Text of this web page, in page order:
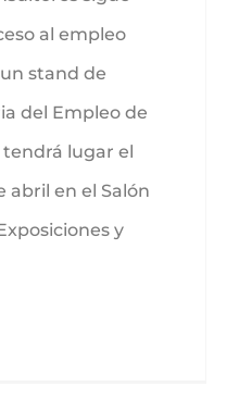
al empleo
stand de
del Empleo de
lugar el
abril en el Salón
y